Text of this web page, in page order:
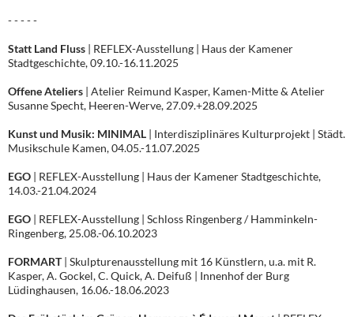
- - - - -
Statt Land Fluss | REFLEX-Ausstellung | Haus der Kamener
Stadtgeschichte, 09.10.-16.11.2025
Offene Ateliers | Atelier Reimund Kasper, Kamen-Mitte & Atelier
Susanne Specht, Heeren-Werve, 27.09.+28.09.2025
Kunst und Musik: MINIMAL | Interdisziplinäres Kulturprojekt | Städt.
Musikschule Kamen, 04.05.-11.07.2025
EGO | REFLEX-Ausstellung | Haus der Kamener Stadtgeschichte,
14.03.-21.04.2024
EGO | REFLEX-Ausstellung | Schloss Ringenberg / Hamminkeln-
Ringenberg, 25.08.-06.10.2023
FORMART| Skulpturenausstellung mit 16 Künstlern, u.a. mit R.
Kasper, A. Gockel, C. Quick, A. Deifuß | Innenhof der Burg
Lüdinghausen, 16.06.-18.06.2023